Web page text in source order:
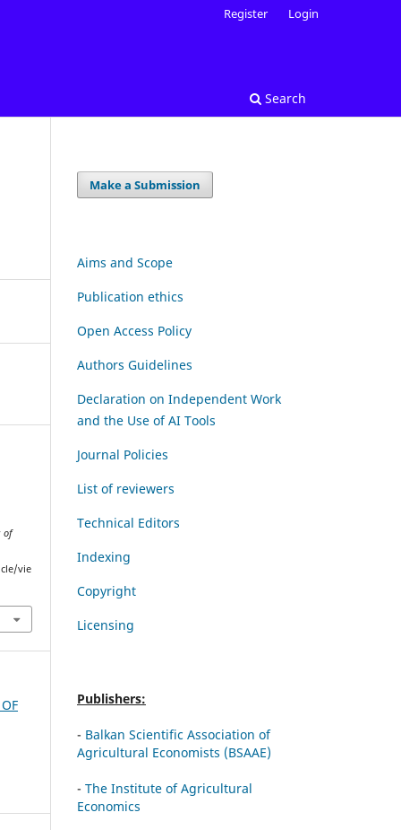
Search
Register Login
of
vie
Make a Submission
Aims and Scope
Publication ethics
Open Access Policy
Authors Guidelines
Declaration on Independent Work
and the Use of AI Tools
Journal Policies
List of reviewers
Technical Editors
Indexing
Copyright
Licensing
Publishers:
- Balkan Scientific Association of
Agricultural Economists (BSAAE)
- The Institute of Agricultural
Economics